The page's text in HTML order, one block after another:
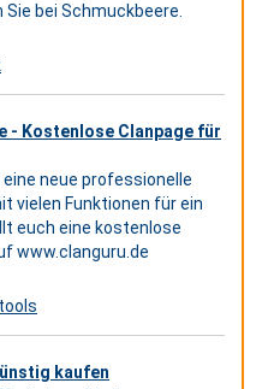
bei Schmuckbeere.
- Kostenlose Clanpage für
eine neue professionelle
vielen Funktionen für ein
euch eine kostenlose
www.clanguru.de
kaufen